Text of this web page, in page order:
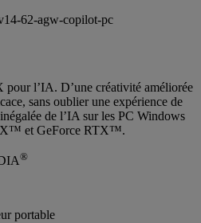
pour l’IA. D’une créativité améliorée
sans oublier une expérience de
de l’IA sur les PC Windows
et GeForce RTX™.
®
portable